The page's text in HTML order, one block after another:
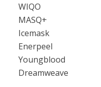
WIQO
MASQ+
Icemask
Enerpeel
Youngblood
Dreamweave